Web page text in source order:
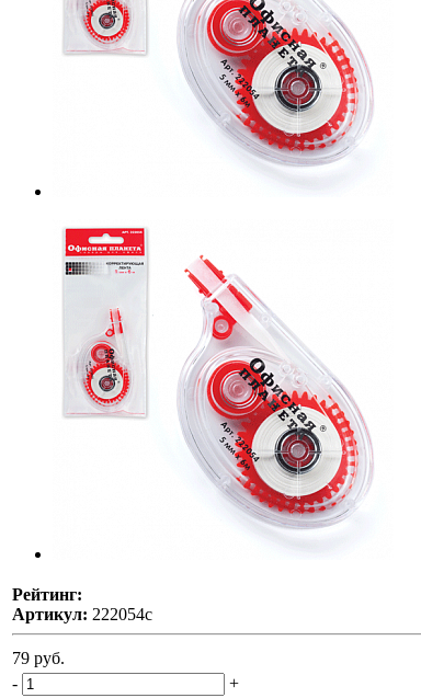
Рейтинг:
Артикул: 222054с
79 руб.
-
+